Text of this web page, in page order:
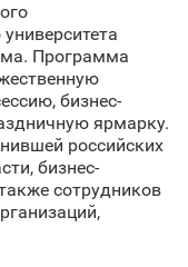
Программа
бизнес-
ярмарку.
российских
бизнес-
сотрудников